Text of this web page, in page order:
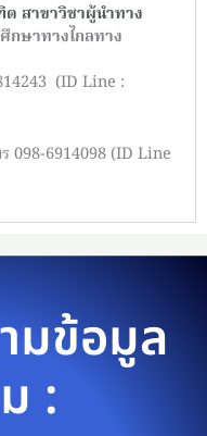
สาขาวิชาผู้นำทาง
กษาทางไกลทาง
(ID Line :
098-6914098 (ID Line
มข้อมูล
: